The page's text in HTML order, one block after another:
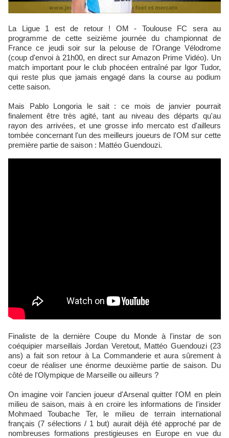
La Ligue 1 est de retour ! OM - Toulouse FC sera au
programme de cette seizième journée du championnat de
France ce jeudi soir sur la pelouse de l'Orange Vélodrome
(coup d'envoi à 21h00, en direct sur Amazon Prime Vidéo). Un
match important pour le club phocéen entraîné par Igor Tudor,
qui reste plus que jamais engagé dans la course au podium
cette saison.
Mais Pablo Longoria le sait : ce mois de janvier pourrait
finalement être très agité, tant au niveau des départs qu'au
rayon des arrivées, et une grosse info mercato est d'ailleurs
tombée concernant l'un des meilleurs joueurs de l'OM sur cette
première partie de saison : Mattéo Guendouzi.
Finaliste de la dernière Coupe du Monde à l'instar de son
coéquipier marseillais Jordan Veretout, Mattéo Guendouzi (23
ans) a fait son retour à La Commanderie et aura sûrement à
coeur de réaliser une énorme deuxième partie de saison. Du
côté de l'Olympique de Marseille ou ailleurs ?
On imagine voir l'ancien joueur d'Arsenal quitter l'OM en plein
milieu de saison, mais à en croire les informations de l'insider
Mohmaed Toubache Ter, le milieu de terrain international
français (7 sélections / 1 but) aurait déjà été approché par de
nombreuses formations prestigieuses en Europe en vue du